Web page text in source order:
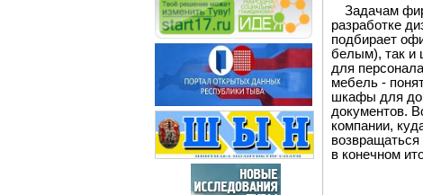
Задачам
разработке
подбирает
белым), так и
для
мебель -
шкафы для
документов.
компании,
в конечном